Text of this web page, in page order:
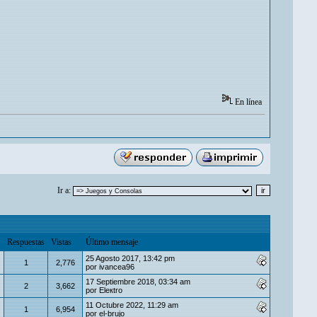
En línea
Ir a:
Respuestas Vistas Último mensaje
1 2,776
25 Agosto 2017, 13:42 pm
por ivancea96
2 3,662
17 Septiembre 2018, 03:34 am
por Eleкtro
1 6,954
11 Octubre 2022, 11:29 am
por el-brujo